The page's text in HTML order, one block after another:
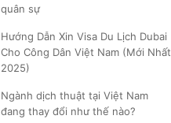
quân sự
Hướng Dẫn Xin Visa Du Lịch Dubai
Cho Công Dân Việt Nam (Mới Nhất
2025)
Ngành dịch thuật tại Việt Nam
đang thay đổi như thế nào?